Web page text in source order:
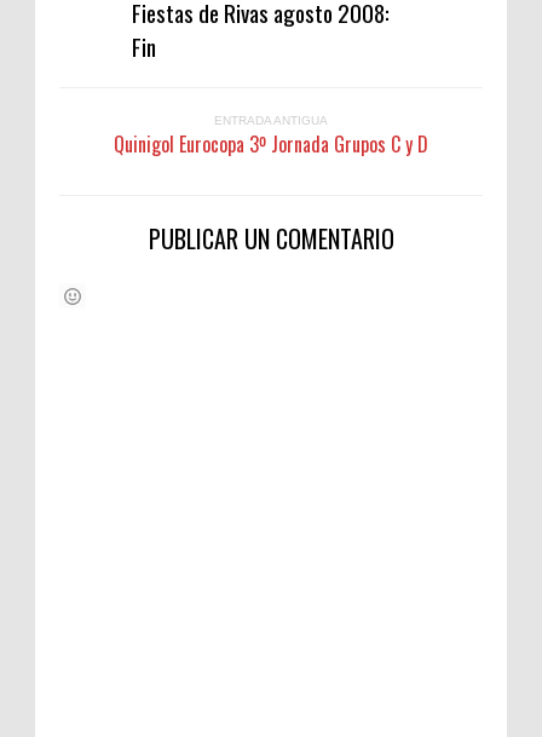
Fiestas de Rivas agosto 2008:
Fin
ENTRADA ANTIGUA
Quinigol Eurocopa 3º Jornada Grupos C y D
PUBLICAR UN COMENTARIO